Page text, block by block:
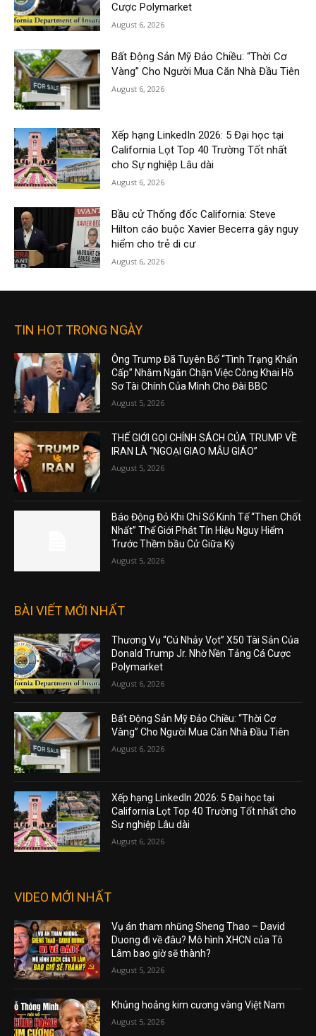
Cược Polymarket
August 6, 2026
Bất Động Sản Mỹ Đảo Chiều: “Thời Cơ
Vàng” Cho Người Mua Căn Nhà Đầu Tiên
August 6, 2026
Xếp hạng LinkedIn 2026: 5 Đại học tại
California Lọt Top 40 Trường Tốt nhất
cho Sự nghiệp Lâu dài
August 6, 2026
Bầu cử Thống đốc California: Steve
Hilton cáo buộc Xavier Becerra gây nguy
hiểm cho trẻ di cư
August 6, 2026
TIN HOT TRONG NGÀY
Ông Trump Đã Tuyên Bố “Tình Trạng Khẩn
Cấp” Nhằm Ngăn Chặn Việc Công Khai Hồ
Sơ Tài Chính Của Mình Cho Đài BBC
August 5, 2026
THẾ GIỚI GỌI CHÍNH SÁCH CỦA TRUMP VỀ
IRAN LÀ “NGOẠI GIAO MẪU GIÁO”
August 5, 2026
Báo Động Đỏ Khi Chỉ Số Kinh Tế “Then Chốt
Nhất” Thế Giới Phát Tín Hiệu Nguy Hiểm
Trước Thềm bầu Cử Giữa Kỳ
August 5, 2026
BÀI VIẾT MỚI NHẤT
Thương Vụ “Cú Nhảy Vọt” X50 Tài Sản Của
Donald Trump Jr. Nhờ Nền Tảng Cá Cược
Polymarket
August 6, 2026
Bất Động Sản Mỹ Đảo Chiều: “Thời Cơ
Vàng” Cho Người Mua Căn Nhà Đầu Tiên
August 6, 2026
Xếp hạng LinkedIn 2026: 5 Đại học tại
California Lọt Top 40 Trường Tốt nhất cho
Sự nghiệp Lâu dài
August 6, 2026
VIDEO MỚI NHẤT
Vụ án tham nhũng Sheng Thao – David
Duong đi về đâu? Mô hình XHCN của Tô
Lâm bao giờ sẽ thành?
August 5, 2026
Khủng hoảng kim cương vàng Việt Nam
August 5, 2026